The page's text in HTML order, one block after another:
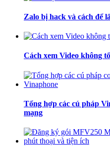
Zalo bị hack và cách để
Cách xem Video không
Tổng hợp các cú pháp
mạng